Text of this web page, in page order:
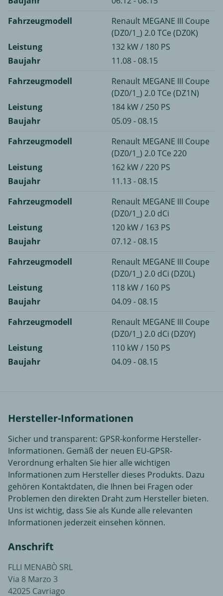
Fahrzeugmodell
Renault MEGANE III Coupe
(DZ0/1_) 2.0 TCe (DZ0K)
Leistung
132 kW / 180 PS
Baujahr
11.08 - 08.15
Fahrzeugmodell
Renault MEGANE III Coupe
(DZ0/1_) 2.0 TCe (DZ1N)
Leistung
184 kW / 250 PS
Baujahr
05.09 - 08.15
Fahrzeugmodell
Renault MEGANE III Coupe
(DZ0/1_) 2.0 TCe 220
Leistung
162 kW / 220 PS
Baujahr
11.13 - 08.15
Fahrzeugmodell
Renault MEGANE III Coupe
(DZ0/1_) 2.0 dCi
Leistung
120 kW / 163 PS
Baujahr
07.12 - 08.15
Fahrzeugmodell
Renault MEGANE III Coupe
(DZ0/1_) 2.0 dCi (DZ0L)
Leistung
118 kW / 160 PS
Baujahr
04.09 - 08.15
Fahrzeugmodell
Renault MEGANE III Coupe
(DZ0/1_) 2.0 dCi (DZ0Y)
Leistung
110 kW / 150 PS
Baujahr
04.09 - 08.15
Hersteller-Informationen
Sicher und transparent: GPSR-konforme Hersteller-
Informationen. Gemäß der neuen EU-GPSR-
Verordnung erhalten Sie hier alle wichtigen
Informationen zum Hersteller dieses Produkts. Dazu
gehören Kontaktdaten, die Ihnen bei Fragen oder
Problemen den direkten Draht zum Hersteller bieten.
Uns ist wichtig, dass Sie als Kunde alle relevanten
Informationen jederzeit einsehen können.
Anschrift
FLLI MENABÒ SRL
Via 8 Marzo 3
42025 Cavriago